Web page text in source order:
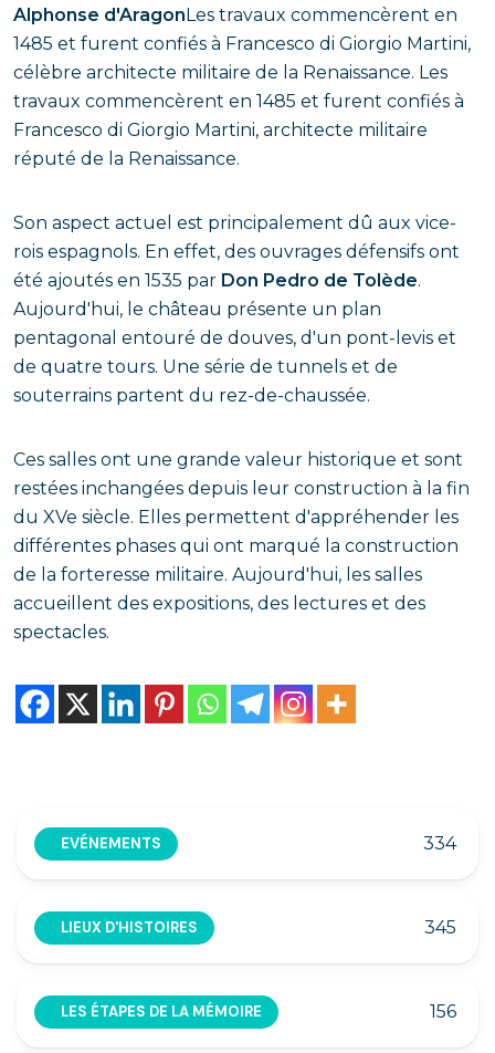
Alphonse d'AragonLes travaux commencèrent en
1485 et furent confiés à Francesco di Giorgio Martini,
célèbre architecte militaire de la Renaissance. Les
travaux commencèrent en 1485 et furent confiés à
Francesco di Giorgio Martini, architecte militaire
réputé de la Renaissance.
Son aspect actuel est principalement dû aux vice-
rois espagnols. En effet, des ouvrages défensifs ont
été ajoutés en 1535 par Don Pedro de Tolède.
Aujourd'hui, le château présente un plan
pentagonal entouré de douves, d'un pont-levis et
de quatre tours. Une série de tunnels et de
souterrains partent du rez-de-chaussée.
Ces salles ont une grande valeur historique et sont
restées inchangées depuis leur construction à la fin
du XVe siècle. Elles permettent d'appréhender les
différentes phases qui ont marqué la construction
de la forteresse militaire. Aujourd'hui, les salles
accueillent des expositions, des lectures et des
spectacles.
EVÉNEMENTS 334
LIEUX D'HISTOIRES 345
LES ÉTAPES DE LA MÉMOIRE 156